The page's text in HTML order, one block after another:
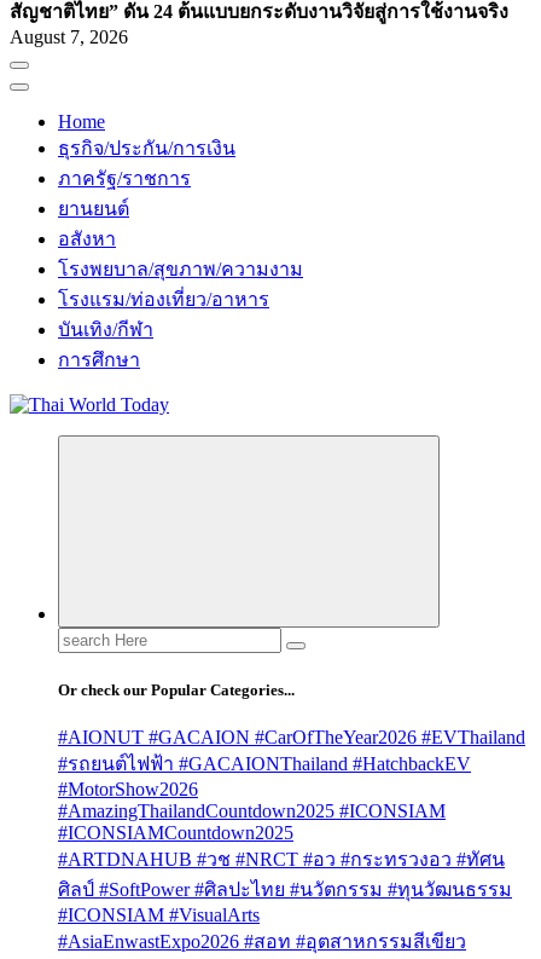
สัญชาติไทย” ดัน 24 ต้นแบบยกระดับงานวิจัยสู่การใช้งานจริง
August 7, 2026
Home
ธุรกิจ/ประกัน/การเงิน
ภาครัฐ/ราชการ
ยานยนต์
อสังหา
โรงพยบาล/สุขภาพ/ความงาม
โรงแรม/ท่องเที่ยว/อาหาร
บันเทิง/กีฬา
การศึกษา
Search
for:
Or check our Popular Categories...
#AIONUT #GACAION #CarOfTheYear2026 #EVThailand
#รถยนต์ไฟฟ้า #GACAIONThailand #HatchbackEV
#MotorShow2026
#AmazingThailandCountdown2025 #ICONSIAM
#ICONSIAMCountdown2025
#ARTDNAHUB #วช #NRCT #อว #กระทรวงอว #ทัศน
ศิลป์ #SoftPower #ศิลปะไทย #นวัตกรรม #ทุนวัฒนธรรม
#ICONSIAM #VisualArts
#AsiaEnwastExpo2026 #สอท #อุตสาหกรรมสีเขียว